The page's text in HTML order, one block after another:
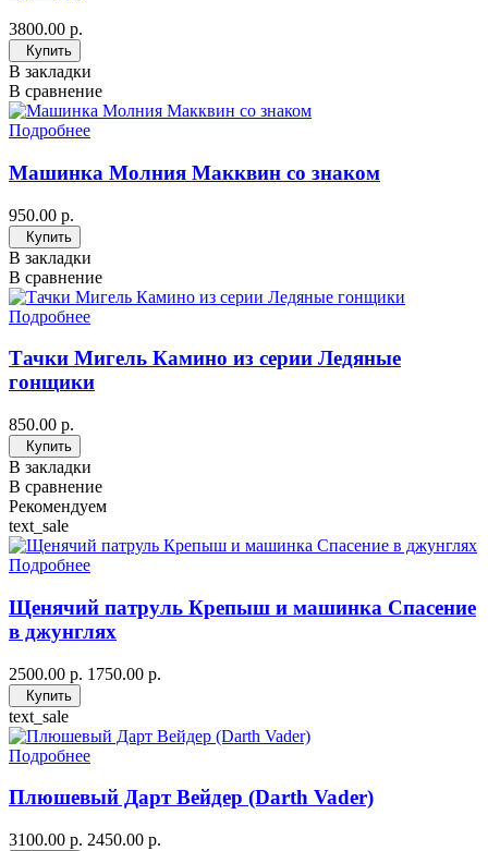
3800.00 р.
Купить
В закладки
В сравнение
Подробнее
Машинка Молния Макквин со знаком
950.00 р.
Купить
В закладки
В сравнение
Подробнее
Тачки Мигель Камино из серии Ледяные
гонщики
850.00 р.
Купить
В закладки
В сравнение
Рекомендуем
text_sale
Подробнее
Щенячий патруль Крепыш и машинка Спасение
в джунглях
2500.00 р. 1750.00 р.
Купить
text_sale
Подробнее
Плюшевый Дарт Вейдер (Darth Vader)
3100.00 р. 2450.00 р.